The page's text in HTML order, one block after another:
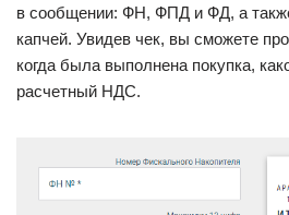
в сообщении: ФН, ФПД и ФД, а
капчей. Увидев чек, вы сможете
когда была выполнена покупка,
расчетный НДС.